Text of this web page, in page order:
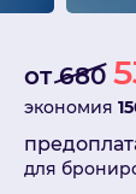
от 680
экономия
для